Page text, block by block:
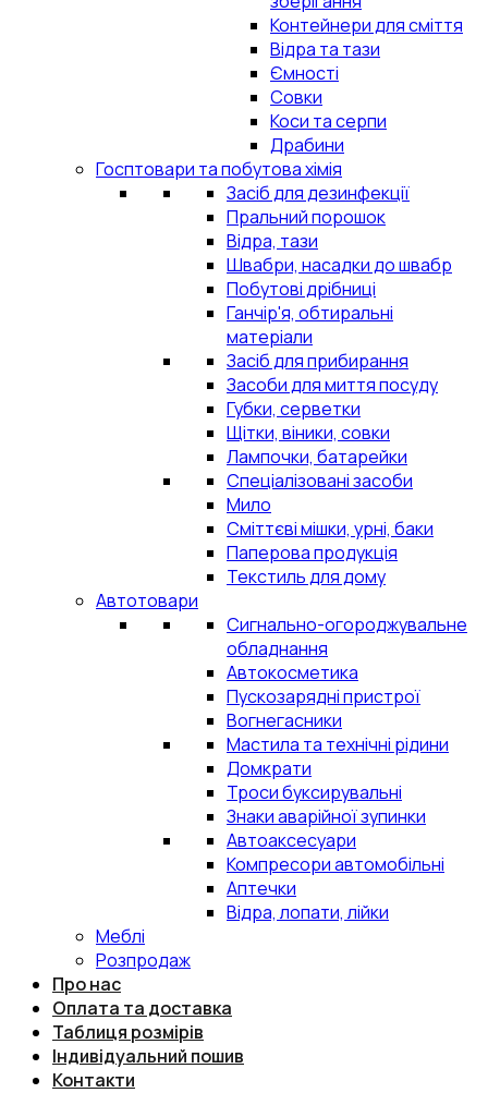
Контейнери для сміття
Відра та тази
Ємності
Совки
Коси та серпи
Драбини
Госптовари та побутова хімія
Засіб для дезинфекції
Пральний порошок
Відра, тази
Швабри, насадки до швабр
Побутові дрібниці
Ганчір'я, обтиральні
матеріали
Засіб для прибирання
Засоби для миття посуду
Губки, серветки
Щітки, віники, совки
Лампочки, батарейки
Спеціалізовані засоби
Мило
Сміттєві мішки, урні, баки
Паперова продукція
Текстиль для дому
Автотовари
Сигнально-огороджувальне
обладнання
Автокосметика
Пускозарядні пристрої
Вогнегасники
Мастила та технічні рідини
Домкрати
Троси буксирувальні
Знаки аварійної зупинки
Автоаксесуари
Компресори автомобільні
Аптечки
Відра, лопати, лійки
Меблі
Розпродаж
Про нас
Оплата та доставка
Таблиця розмірів
Індивідуальний пошив
Контакти